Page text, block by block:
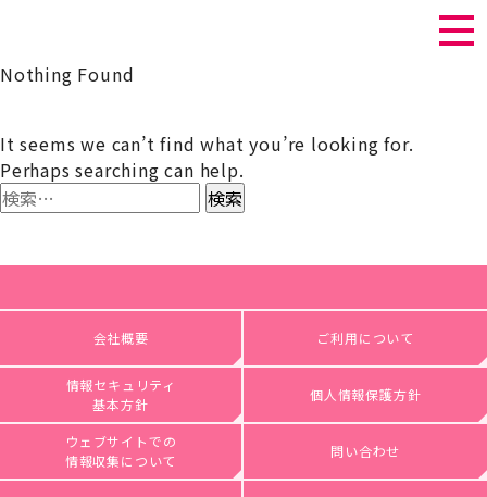
Nothing Found
It seems we can’t find what you’re looking for.
Perhaps searching can help.
検
索:
会社概要 ご利用について
情報セキュリティ
基本方針
個人情報保護方針
ウェブサイトでの
情報収集について
問い合わせ